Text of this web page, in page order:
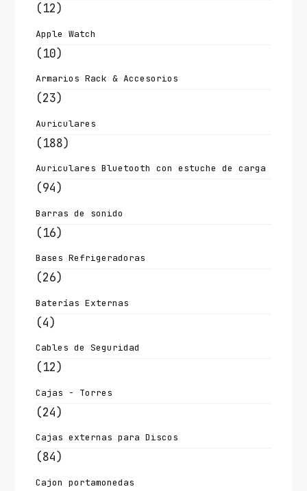
(12)
Apple Watch
(10)
Armarios Rack & Accesorios
(23)
Auriculares
(188)
Auriculares Bluetooth con estuche de carga
(94)
Barras de sonido
(16)
Bases Refrigeradoras
(26)
Baterías Externas
(4)
Cables de Seguridad
(12)
Cajas - Torres
(24)
Cajas externas para Discos
(84)
Cajon portamonedas